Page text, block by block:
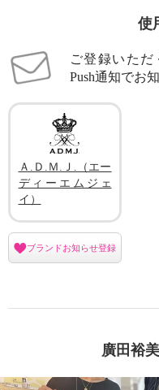
使
ご登録いただ
Push通知でお
Ａ.Ｄ.Ｍ.Ｊ.（エー
ディーエムジェ
イ）
ブランドお知らせ登録
廣田裕